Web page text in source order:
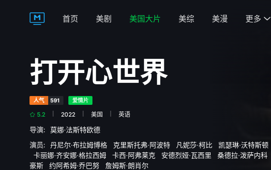
首页 美剧 美国大片 美综 美漫 更多 
打开心世界
人气 591 爱情片
5.2 2022 美国 英语
导演:
莫娜·法斯特欧德
演员:
丹尼尔·布拉姆博格 克里斯托弗·阿波特 凡妮莎·柯比
凯瑟琳·沃特斯顿
卡丽娜·齐安娜·格拉西姆
卡西·阿弗莱克 安德烈娅·瓦西里
桑德拉·泼萨内科
豪斯
约阿希姆·乔巴努
詹姆斯·朗肖尔